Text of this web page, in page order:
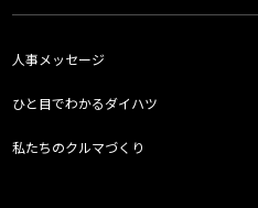
人事メッセージ
ひと目でわかるダイハツ
私たちのクルマづくり